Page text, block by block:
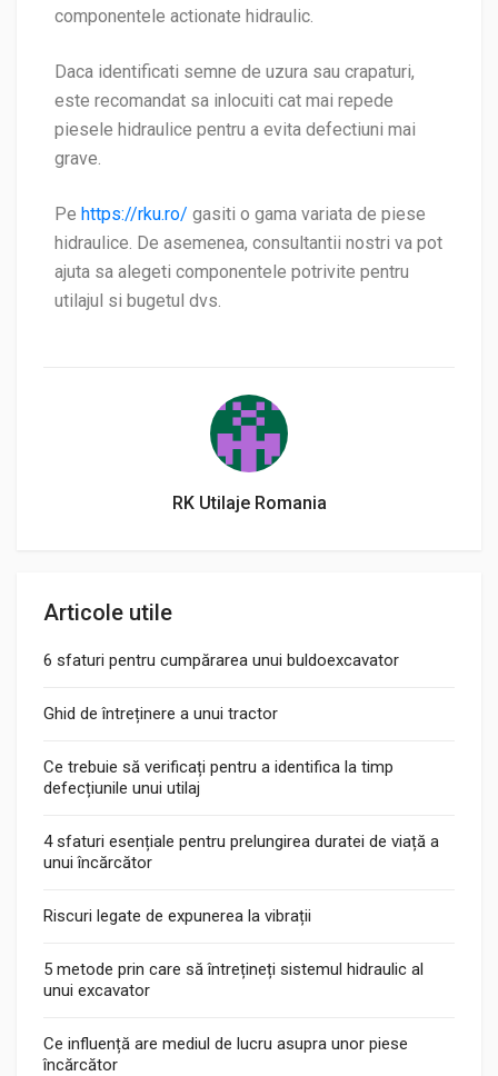
componentele actionate hidraulic.
Daca identificati semne de uzura sau crapaturi,
este recomandat sa inlocuiti cat mai repede
piesele hidraulice pentru a evita defectiuni mai
grave.
Pe https://rku.ro/ gasiti o gama variata de piese
hidraulice. De asemenea, consultantii nostri va pot
ajuta sa alegeti componentele potrivite pentru
utilajul si bugetul dvs.
RK Utilaje Romania
Articole utile
6 sfaturi pentru cumpărarea unui buldoexcavator
Ghid de întreținere a unui tractor
Ce trebuie să verificați pentru a identifica la timp
defecțiunile unui utilaj
4 sfaturi esențiale pentru prelungirea duratei de viață a
unui încărcător
Riscuri legate de expunerea la vibrații
5 metode prin care să întrețineți sistemul hidraulic al
unui excavator
Ce influență are mediul de lucru asupra unor piese
încărcător